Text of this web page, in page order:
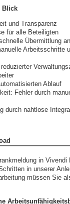
Blick
und Transparenz
für alle Beteiligten
Übermittlung
Arbeitsschritte
Ablauf
Fehler durch
durch nahtlose
in Vivendi
in unserer
müssen Sie